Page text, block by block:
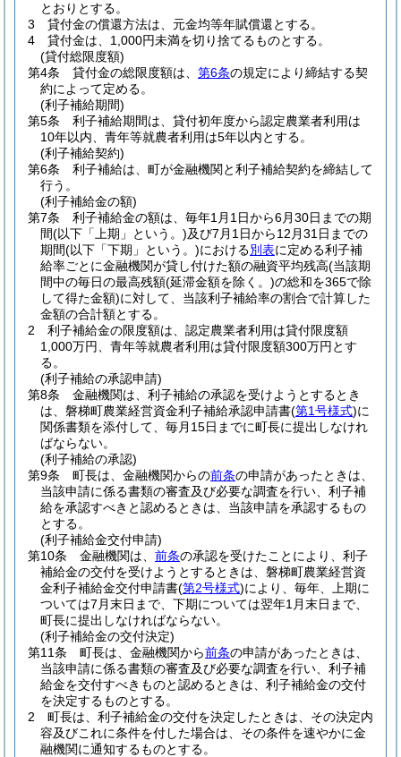
とおりとする。
3
貸付金の償還方法は、元金均等年賦償還とする。
4
貸付金は、1,000円未満を切り捨てるものとする。
(貸付総限度額)
第4条
貸付金の総限度額は、 第6条の規定により締結する契
約によって定める。
(利子補給期間)
第5条
利子補給期間は、貸付初年度から認定農業者利用は
10年以内、青年等就農者利用は5年以内とする。
(利子補給契約)
第6条
利子補給は、町が金融機関と利子補給契約を締結して
行う。
(利子補給金の額)
第7条
利子補給金の額は、毎年1月1日から6月30日までの期
間(以下「上期」という。)及び7月1日から12月31日までの
期間(以下「下期」という。)における別表に定める利子補
給率ごとに金融機関が貸し付けた額の融資平均残高(当該期
間中の毎日の最高残額(延滞金額を除く。)の総和を365で除
して得た金額)に対して、当該利子補給率の割合で計算した
金額の合計額とする。
2
利子補給金の限度額は、認定農業者利用は貸付限度額
1,000万円、青年等就農者利用は貸付限度額300万円とす
る。
(利子補給の承認申請)
第8条
金融機関は、利子補給の承認を受けようとするとき
は、磐梯町農業経営資金利子補給承認申請書(第1号様式)に
関係書類を添付して、毎月15日までに町長に提出しなけれ
ばならない。
(利子補給の承認)
第9条
町長は、金融機関からの前条の申請があったときは、
当該申請に係る書類の審査及び必要な調査を行い、利子補
給を承認すべきと認めるときは、当該申請を承認するもの
とする。
(利子補給金交付申請)
第10条
金融機関は、 前条の承認を受けたことにより、利子
補給金の交付を受けようとするときは、磐梯町農業経営資
金利子補給金交付申請書(第2号様式)により、毎年、上期に
ついては7月末日まで、下期については翌年1月末日まで、
町長に提出しなければならない。
(利子補給金の交付決定)
第11条
町長は、金融機関から前条の申請があったときは、
当該申請に係る書類の審査及び必要な調査を行い、利子補
給金を交付すべきものと認めるときは、利子補給金の交付
を決定するものとする。
2
町長は、利子補給金の交付を決定したときは、その決定内
容及びこれに条件を付した場合は、その条件を速やかに金
融機関に通知するものとする。